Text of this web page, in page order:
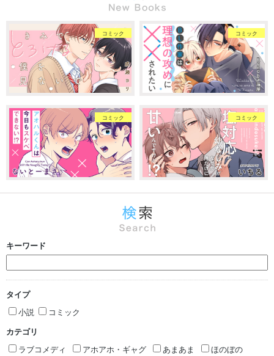
コミック コミック
コミック コミック
キーワード
タイプ
小説
コミック
カテゴリ
ラブコメディ
アホアホ・ギャグ あまあま
ほのぼの